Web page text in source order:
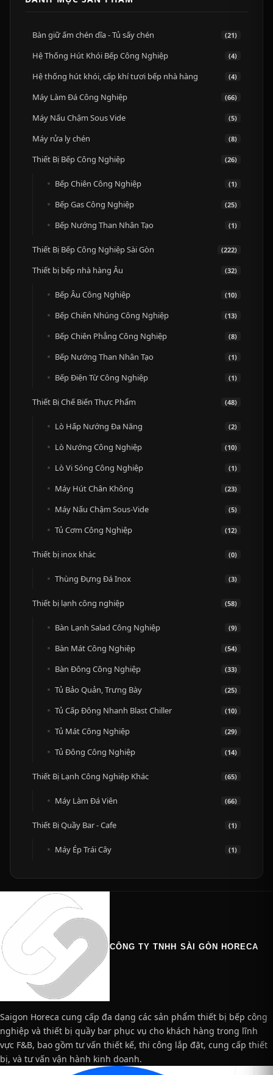
Bàn giữ ấm chén dĩa - Tủ sấy chén (21)
Hệ Thống Hút Khói Bếp Công Nghiệp (4)
Hệ thống hút khói, cấp khí tươi bếp nhà hàng (4)
Máy Làm Đá Công Nghiệp (66)
Máy Nấu Chậm Sous Vide (5)
Máy rửa ly chén (8)
Thiết Bị Bếp Công Nghiệp (26)
Bếp Chiên Công Nghiệp (1)
Bếp Gas Công Nghiệp (25)
Bếp Nướng Than Nhân Tạo (1)
Thiết Bị Bếp Công Nghiệp Sài Gòn (222)
Thiết bị bếp nhà hàng Âu (32)
Bếp Âu Công Nghiệp (10)
Bếp Chiên Nhúng Công Nghiệp (13)
Bếp Chiên Phẳng Công Nghiệp (8)
Bếp Nướng Than Nhân Tạo (1)
Bếp Điện Từ Công Nghiệp (1)
Thiết Bị Chế Biến Thực Phẩm (48)
Lò Hấp Nướng Đa Năng (2)
Lò Nướng Công Nghiệp (10)
Lò Vi Sóng Công Nghiệp (1)
Máy Hút Chân Không (23)
Máy Nấu Chậm Sous-Vide (5)
Tủ Cơm Công Nghiệp (12)
Thiết bị inox khác (0)
Thùng Đựng Đá Inox (3)
Thiết bị lạnh công nghiệp (58)
Bàn Lạnh Salad Công Nghiệp (9)
Bàn Mát Công Nghiệp (54)
Bàn Đông Công Nghiệp (33)
Tủ Bảo Quản, Trưng Bày (25)
Tủ Cấp Đông Nhanh Blast Chiller (10)
Tủ Mát Công Nghiệp (29)
Tủ Đông Công Nghiệp (14)
Thiết Bị Lạnh Công Nghiệp Khác (65)
Máy Làm Đá Viên (66)
Thiết Bị Quầy Bar - Cafe (1)
Máy Ép Trái Cây (1)
CÔNG TY TNHH SÀI GÒN HORECA
Saigon Horeca cung cấp đa dạng các sản phẩm thiết bị bếp công
nghiệp và thiết bị quầy bar phục vụ cho khách hàng trong lĩnh
vực F&B, bao gồm tư vấn thiết kế, thi công lắp đặt, cung cấp thiết
bị, và tư vấn vận hành kinh doanh.